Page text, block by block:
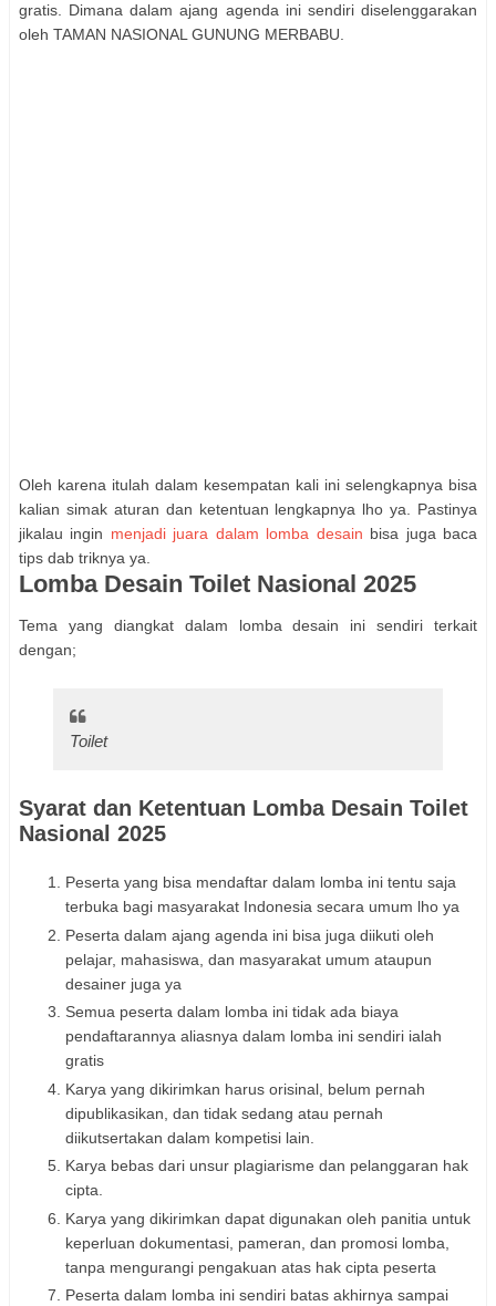
gratis. Dimana dalam ajang agenda ini sendiri diselenggarakan
oleh TAMAN NASIONAL GUNUNG MERBABU.
Oleh karena itulah dalam kesempatan kali ini selengkapnya bisa
kalian simak aturan dan ketentuan lengkapnya lho ya. Pastinya
jikalau ingin menjadi juara dalam lomba desain bisa juga baca
tips dab triknya ya.
Lomba Desain Toilet Nasional 2025
Tema yang diangkat dalam lomba desain ini sendiri terkait
dengan;
Toilet
Syarat dan Ketentuan Lomba Desain Toilet
Nasional 2025
Peserta yang bisa mendaftar dalam lomba ini tentu saja
terbuka bagi masyarakat Indonesia secara umum lho ya
Peserta dalam ajang agenda ini bisa juga diikuti oleh
pelajar, mahasiswa, dan masyarakat umum ataupun
desainer juga ya
Semua peserta dalam lomba ini tidak ada biaya
pendaftarannya aliasnya dalam lomba ini sendiri ialah
gratis
Karya yang dikirimkan harus orisinal, belum pernah
dipublikasikan, dan tidak sedang atau pernah
diikutsertakan dalam kompetisi lain.
Karya bebas dari unsur plagiarisme dan pelanggaran hak
cipta.
Karya yang dikirimkan dapat digunakan oleh panitia untuk
keperluan dokumentasi, pameran, dan promosi lomba,
tanpa mengurangi pengakuan atas hak cipta peserta
Peserta dalam lomba ini sendiri batas akhirnya sampai